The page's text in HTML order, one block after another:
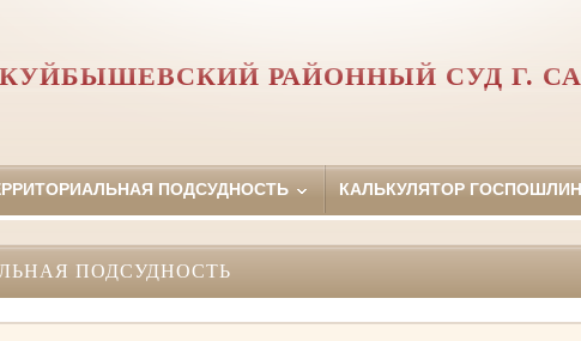
КУЙБЫШЕВСКИЙ РАЙОННЫЙ СУД Г.
ПОДСУДНОСТЬ КАЛЬКУЛЯТОР
ПОДСУДНОСТЬ